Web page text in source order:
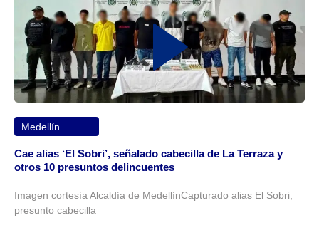
Medellín
Cae alias ‘El Sobri’, señalado cabecilla de La Terraza y
otros 10 presuntos delincuentes
Imagen cortesía Alcaldía de MedellínCapturado alias El Sobri,
presunto cabecilla